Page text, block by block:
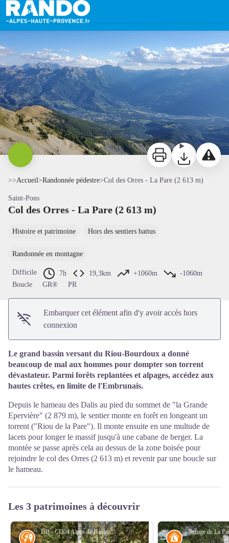
Col des Orres - La Pare (2 613 m)
col des Orres - Ubaye Tourisme
Voir l'image en plein écran
ImprimerTéléchargerSignaler
>>Accueil>Randonnée pédestre>Col des Orres - La Pare (2 613 m)
Saint-Pons
Col des Orres - La Pare (2 613 m)
Histoire et patrimoine Hors des sentiers battus
Randonnée en montagne
Difficile 7h 19,3km +1060m
-1060m
Boucle
GR® PR
Embarquer cet élément afin d'y avoir accès hors
connexion
Le grand bassin versant du Riou-Bourdoux a donné
beaucoup de mal aux hommes pour dompter son torrent
dévastateur. Parmi forêts replantées et alpages, accédez aux
hautes crêtes, en limite de l'Embrunais.
Depuis le hameau des Dalis au pied du sommet de "la Grande
Epervière" (2 879 m), le sentier monte en forêt en longeant un
torrent ("Riou de la Pare"). Il monte ensuite en une multude de
lacets pour longer le massif jusqu'à une cabane de berger. La
montée se passe après cela au dessus de la zone boisée pour
rejoindre le col des Orres (2 613 m) et revenir par une boucle sur
le hameau.
Les 3 patrimoines à découvrir
DB - CD04 Alpes de Haute-Provence
Histoire Refuge